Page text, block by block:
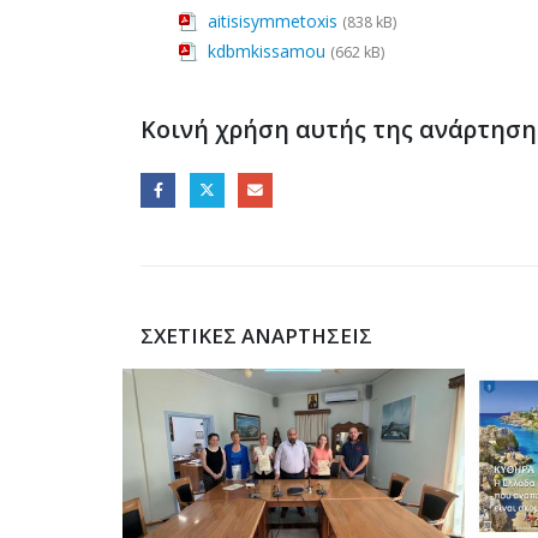
aitisisymmetoxis (838 kB)
kdbmkissamou (662 kB)
Κοινή χρήση αυτής της
ΣΧΕΤΙΚΈΣ ΑΝΑΡΤΉΣΕΙΣ